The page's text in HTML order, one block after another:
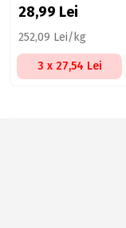
28,99 Lei
252,09 Lei/kg
3 x 27,54 Lei